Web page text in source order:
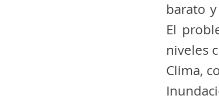
barato
El
niveles
Clima,